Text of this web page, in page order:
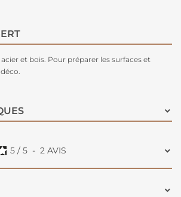
et bois. Pour préparer les surfaces et
5 / 5 - 2 AVIS